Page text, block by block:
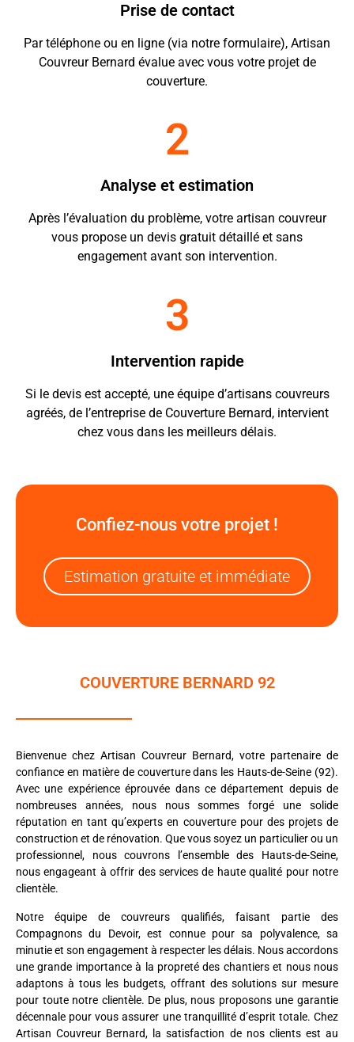
Prise de contact
Par téléphone ou en ligne (via notre formulaire), Artisan
Couvreur Bernard évalue avec vous votre projet de
couverture.
2
Analyse et estimation
Après l’évaluation du problème, votre artisan couvreur
vous propose un devis gratuit détaillé et sans
engagement avant son intervention.
3
Intervention rapide
Si le devis est accepté, une équipe d’artisans couvreurs
agréés, de l’entreprise de Couverture Bernard, intervient
chez vous dans les meilleurs délais.
Confiez-nous votre projet !
Estimation gratuite et immédiate
COUVERTURE BERNARD 92
Bienvenue chez Artisan Couvreur Bernard, votre partenaire de
confiance en matière de couverture dans les Hauts-de-Seine (92).
Avec une expérience éprouvée dans ce département depuis de
nombreuses années, nous nous sommes forgé une solide
réputation en tant qu’experts en couverture pour des projets de
construction et de rénovation. Que vous soyez un particulier ou un
professionnel, nous couvrons l’ensemble des Hauts-de-Seine,
nous engageant à offrir des services de haute qualité pour notre
clientèle.
Notre équipe de couvreurs qualifiés, faisant partie des
Compagnons du Devoir, est connue pour sa polyvalence, sa
minutie et son engagement à respecter les délais. Nous accordons
une grande importance à la propreté des chantiers et nous nous
adaptons à tous les budgets, offrant des solutions sur mesure
pour toute notre clientèle. De plus, nous proposons une garantie
décennale pour vous assurer une tranquillité d’esprit totale. Chez
Artisan Couvreur Bernard, la satisfaction de nos clients est au